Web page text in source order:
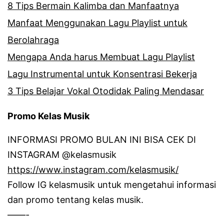
8 Tips Bermain Kalimba dan Manfaatnya
Manfaat Menggunakan Lagu Playlist untuk
Berolahraga
Mengapa Anda harus Membuat Lagu Playlist
Lagu Instrumental untuk Konsentrasi Bekerja
3 Tips Belajar Vokal Otodidak Paling Mendasar
Promo Kelas Musik
INFORMASI PROMO BULAN INI BISA CEK DI
INSTAGRAM @kelasmusik
https://www.instagram.com/kelasmusik/
Follow IG kelasmusik untuk mengetahui informasi
dan promo tentang kelas musik.
——-